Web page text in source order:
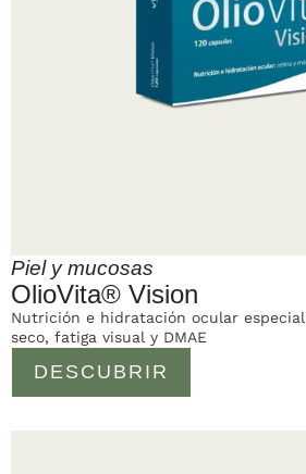
Piel y mucosas
OlioVita® Vision
DESCUBRIR
Nutrición e hidratación ocular
seco, fatiga visual y DMAE